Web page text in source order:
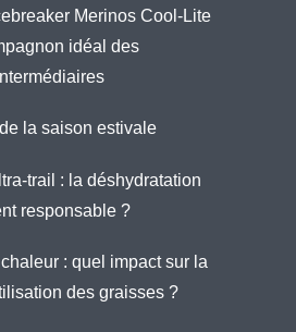
Merinos Cool-Lite
idéal des
la saison estivale
trail : la déshydratation
responsable ?
: quel impact sur la
des graisses ?